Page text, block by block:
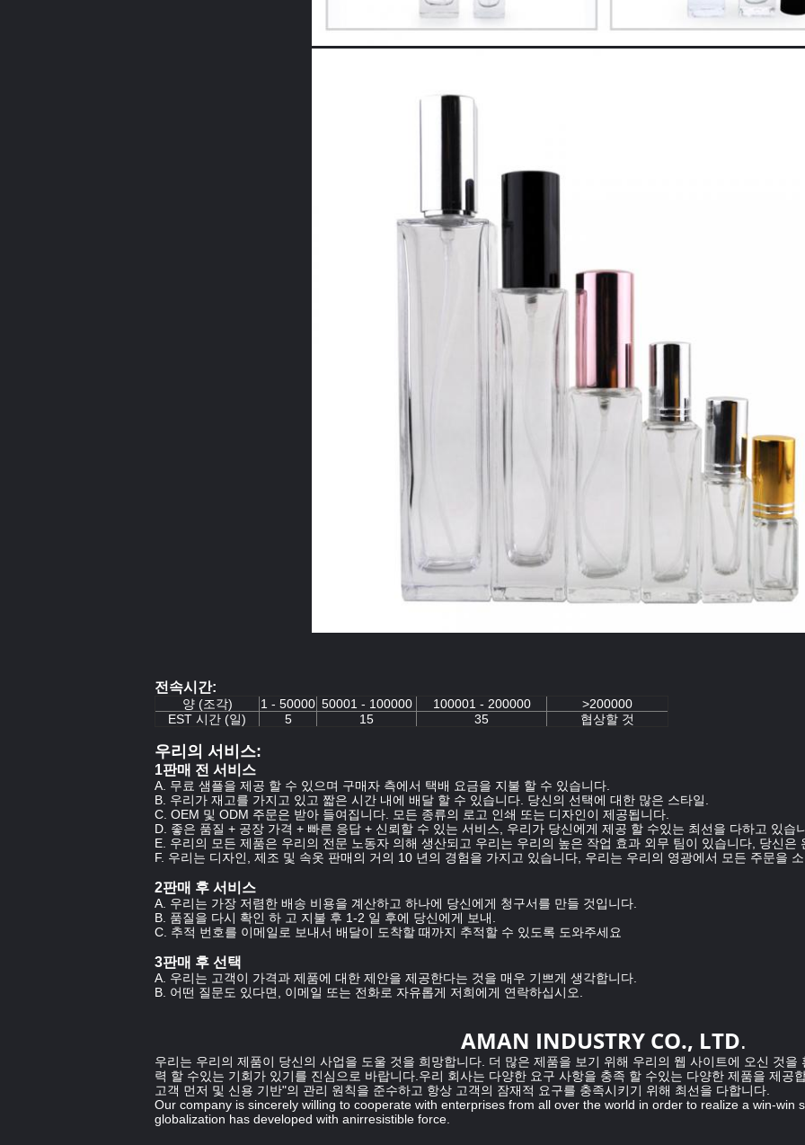
전속시간:
양 (조각) 1 - 50000 50001 - 100000 100001 - 200000
>200000
EST 시간 (일)
5 15 35 협상할 것
우리의 서비스:
1판매 전 서비스
A. 무료 샘플을 제공 할 수 있으며 구매자 측에서 택배 요금을 지불 할 수 있습니다.
B. 우리가 재고를 가지고 있고 짧은 시간 내에 배달 할 수 있습니다. 당신의 선택에 대한 많은 스타일.
C. OEM 및 ODM 주문은 받아 들여집니다. 모든 종류의 로고 인쇄 또는 디자인이 제공됩니다.
D. 좋은 품질 + 공장 가격 + 빠른 응답 + 신뢰할 수 있는 서비스, 우리가 당신에게 제공 할 수있는 최선을 다하고 있습
E. 우리의 모든 제품은 우리의 전문 노동자 의해 생산되고 우리는 우리의 높은 작업 효과 외무 팀이 있습니다, 당신
F. 우리는 디자인, 제조 및 속옷 판매의 거의 10 년의 경험을 가지고 있습니다, 우리는 우리의 영광에서 모든 주문을
2판매 후 서비스
A. 우리는 가장 저렴한 배송 비용을 계산하고 하나에 당신에게 청구서를 만들 것입니다.
B. 품질을 다시 확인 하 고 지불 후 1-2 일 후에 당신에게 보내.
C. 추적 번호를 이메일로 보내서 배달이 도착할 때까지 추적할 수 있도록 도와주세요
3판매 후 선택
A. 우리는 고객이 가격과 제품에 대한 제안을 제공한다는 것을 매우 기쁘게 생각합니다.
B. 어떤 질문도 있다면, 이메일 또는 전화로 자유롭게 저희에게 연락하십시오.
AMAN INDUSTRY CO., LTD.
우리는 우리의 제품이 당신의 사업을 도울 것을 희망합니다. 더 많은 제품을 보기 위해 우리의 웹 사이트에 오신 것
력 할 수있는 기회가 있기를 진심으로 바랍니다.우리 회사는 다양한 요구 사항을 충족 할 수있는 다양한 제품을 제공
고객 먼저 및 신용 기반"의 관리 원칙을 준수하고 항상 고객의 잠재적 요구를 충족시키기 위해 최선을 다합니다.
Our company is sincerely willing to cooperate with enterprises from all over the world in order to realize a win-win
globalization has developed with anirresistible force.